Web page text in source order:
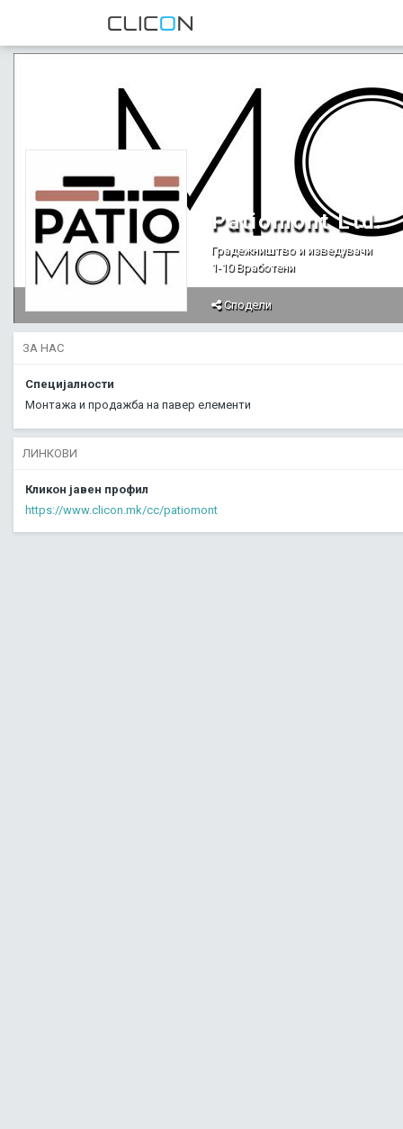
Patiomont Ltd.
Градежништво и изведувачи
1-10 Вработени
Сподели
ЗА НАС
Специјалности
Монтажа и продажба на павер елементи
ЛИНКОВИ
Кликон јавен профил
https://www.clicon.mk/cc/patiomont